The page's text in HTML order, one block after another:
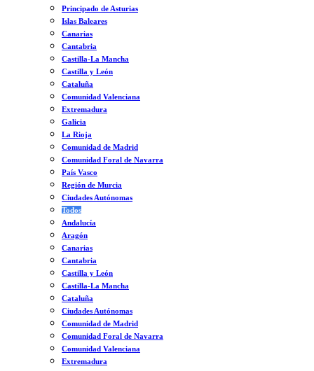
Principado de Asturias
Islas Baleares
Canarias
Cantabria
Castilla-La Mancha
Castilla y León
Cataluña
Comunidad Valenciana
Extremadura
Galicia
La Rioja
Comunidad de Madrid
Comunidad Foral de Navarra
País Vasco
Región de Murcia
Ciudades Autónomas
Todos
Andalucía
Aragón
Canarias
Cantabria
Castilla y León
Castilla-La Mancha
Cataluña
Ciudades Autónomas
Comunidad de Madrid
Comunidad Foral de Navarra
Comunidad Valenciana
Extremadura